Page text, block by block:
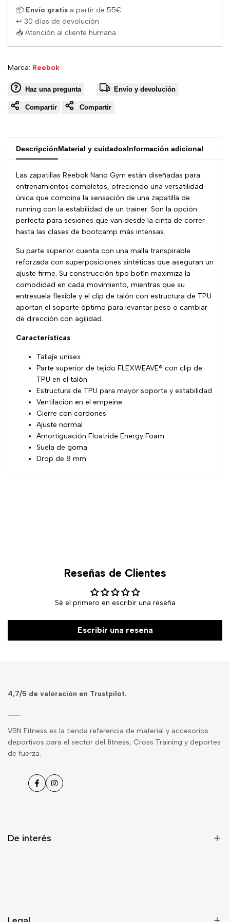
📦 Envío gratis a partir de 55€
↩ 30 días de devolución
📥 Atención al cliente humana
Marca: Proveedor:
Reebok
Haz una pregunta Envío y devolución
Compartir Compartir
DescripciónMaterial y cuidadosInformación adicional
Las zapatillas Reebok Nano Gym están diseñadas para
entrenamientos completos, ofreciendo una versatilidad
única que combina la sensación de una zapatilla de
running con la estabilidad de un trainer. Son la opción
perfecta para sesiones que van desde la cinta de correr
hasta las clases de bootcamp más intensas.
Su parte superior cuenta con una malla transpirable
reforzada con superposiciones sintéticas que aseguran un
ajuste firme. Su construcción tipo botín maximiza la
comodidad en cada movimiento, mientras que su
entresuela flexible y el clip de talón con estructura de TPU
aportan el soporte óptimo para levantar peso o cambiar
de dirección con agilidad.
Características
Tallaje unisex
Parte superior de tejido FLEXWEAVE® con clip de
TPU en el talón
Estructura de TPU para mayor soporte y estabilidad
Ventilación en el empeine
Cierre con cordones
Ajuste normal
Amortiguación Floatride Energy Foam
Suela de goma
Drop de 8 mm
Reseñas de Clientes
Sé el primero en escribir una reseña
Escribir una reseña
4,7/5 de valoración en Trustpilot.
VBN Fitness es la tienda referencia de material y accesorios
deportivos para el sector del fitness, Cross Training y deportes
de fuerza.
FacebookInstagram
De interés